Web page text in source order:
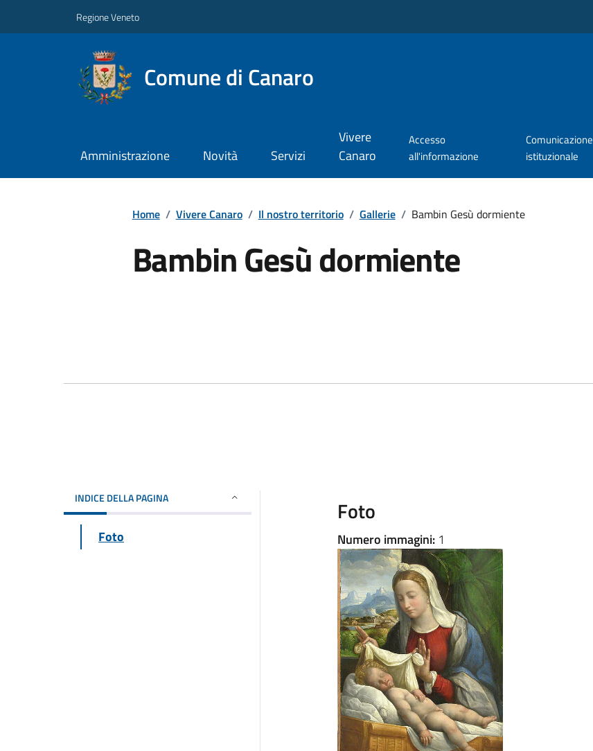
Regione Veneto
Comune di Canaro
Amministrazione Novità Servizi
Vivere
Canaro
Accesso
all'informazione
Comunicazione
istituzionale
Home / Vivere Canaro / Il nostro territorio / Gallerie / Bambin Gesù dormiente
Bambin Gesù dormiente
INDICE DELLA PAGINA
Foto
Foto
Numero immagini:1